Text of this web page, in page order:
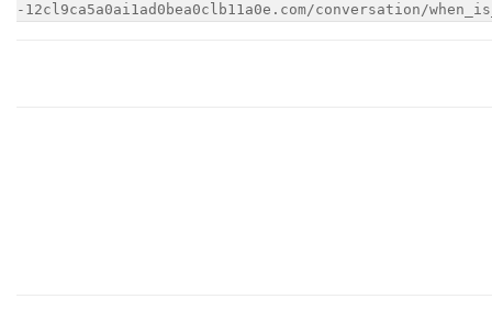
-12cl9ca5a0ai1ad0bea0clb11a0e.com/conversation/